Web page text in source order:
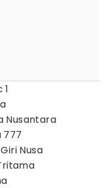
Nusantara
777
Nusa